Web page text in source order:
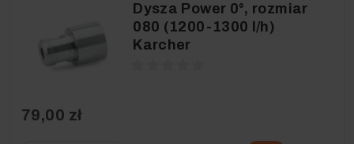
Dysza Power 0°, rozmiar
080 (1200-1300 l/h)
Karcher
79,00 zł